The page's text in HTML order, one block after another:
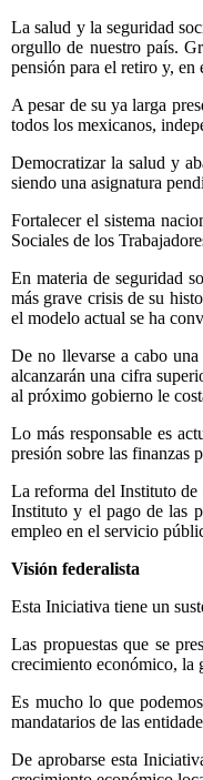
La salud y la seguridad
orgullo de nuestro país.
pensión para el retiro y, en
A pesar de su ya larga
todos los mexicanos,
Democratizar la salud y
siendo una asignatura
Fortalecer el sistema
Sociales de los
En materia de seguridad
más grave crisis de su
el modelo actual se ha
De no llevarse a cabo
alcanzarán una cifra
al próximo gobierno le
Lo más responsable es
presión sobre las finanzas
La reforma del Instituto de
Instituto y el pago de las
empleo en el servicio
Visión federalista
Esta Iniciativa tiene un
Las propuestas que se
crecimiento económico, la
Es mucho lo que
mandatarios de las
De aprobarse esta